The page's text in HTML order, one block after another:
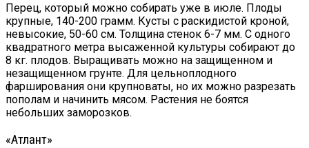
Перец, который можно собирать уже в июле. Плоды
крупные, 140-200 грамм. Кусты с раскидистой кроной,
невысокие, 50-60 см. Толщина стенок 6-7 мм. С одного
квадратного метра высаженной культуры собирают до
8 кг. плодов. Выращивать можно на защищенном и
незащищенном грунте. Для цельноплодного
фарширования они крупноваты, но их можно разрезать
пополам и начинить мясом. Растения не боятся
небольших заморозков.
«Атлант»